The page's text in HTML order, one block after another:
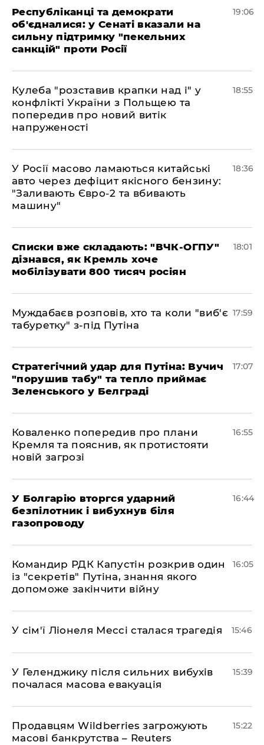
Республіканці та демократи
об'єдналися: у Сенаті вказали на
сильну підтримку "пекельних
санкцій" проти Росії
19:06
Кулеба "розставив крапки над і" у
конфлікті України з Польщею та
попередив про новий витік
напруженості
18:55
У Росії масово ламаються китайські
авто через дефіцит якісного бензину:
"Заливають Євро-2 та вбивають
машину"
18:36
Списки вже складають: "ВЧК-ОГПУ"
дізнався, як Кремль хоче
мобілізувати 800 тисяч росіян
18:01
Муждабаєв розповів, хто та коли "виб'є
табуретку" з-під Путіна
17:59
Стратегічний удар для Путіна: Вучич
"порушив табу" та тепло приймає
Зеленського у Белграді
17:07
Коваленко попередив про плани
Кремля та пояснив, як протистояти
новій загрозі
16:55
У Болгарію вторгся ударний
безпілотник і вибухнув біля
газопроводу
16:44
Командир РДК Капустін розкрив один
із "секретів" Путіна, знання якого
допоможе закінчити війну
16:05
У сім'ї Ліонеля Мессі сталася трагедія 15:46
У Геленджику після сильних вибухів
почалася масова евакуація
15:39
Продавцям Wildberries загрожують
масові банкрутства – Reuters
15:22